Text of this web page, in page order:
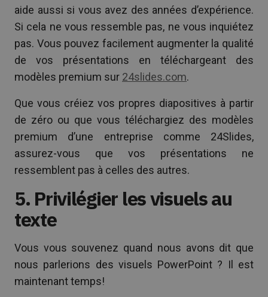
aide aussi si vous avez des années d’expérience.
Si cela ne vous ressemble pas, ne vous inquiétez
pas. Vous pouvez facilement augmenter la qualité
de vos présentations en téléchargeant des
modèles premium sur 24slides.com.
Que vous créiez vos propres diapositives à partir
de zéro ou que vous téléchargiez des modèles
premium d’une entreprise comme 24Slides,
assurez-vous que vos présentations ne
ressemblent pas à celles des autres.
5. Privilégier les visuels au
texte
Vous vous souvenez quand nous avons dit que
nous parlerions des visuels PowerPoint ? Il est
maintenant temps!